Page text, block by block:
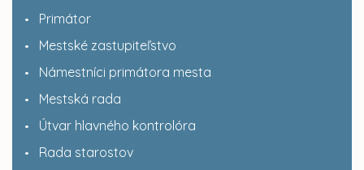
Primátor
Mestské zastupiteľstvo
Námestníci primátora mesta
Mestská rada
Útvar hlavného kontrolóra
Rada starostov